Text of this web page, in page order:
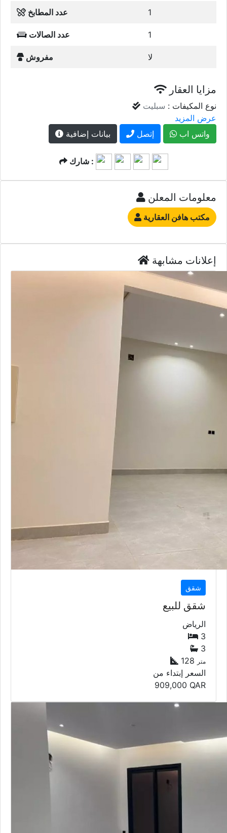
عدد المطابخ 1
عدد الصالات 1
مفروش لا
مزايا العقار
نوع المكيفات : سبليت
عرض المزيد
بيانات إضافية
إتصل واتس اب
شارك :
معلومات المعلن
مكتب هافن العقارية
إعلانات مشابهة
شقق
شقق للبيع
الرياض
3
3
128 متر
السعر إبتداء من
909,000 QAR